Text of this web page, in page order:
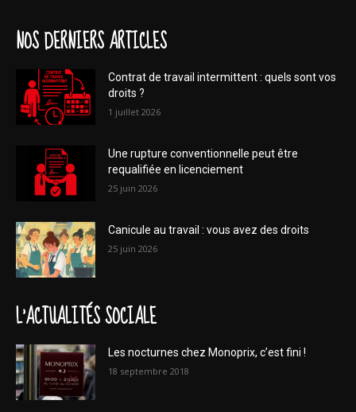
NOS DERNIERS ARTICLES
Contrat de travail intermittent : quels sont vos
droits ?
1 juillet 2026
Une rupture conventionnelle peut être
requalifiée en licenciement
25 juin 2026
Canicule au travail : vous avez des droits
25 juin 2026
L'ACTUALITÉS SOCIALE
Les nocturnes chez Monoprix, c’est fini !
18 septembre 2018